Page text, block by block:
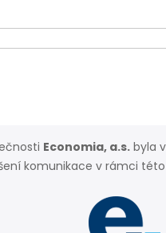
Economia, a.s. byla
komunikace v rámci